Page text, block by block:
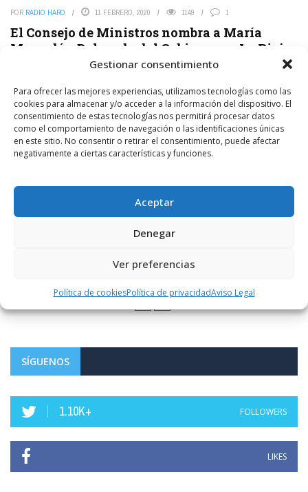
Gestionar consentimiento
Para ofrecer las mejores experiencias, utilizamos tecnologías como las
cookies para almacenar y/o acceder a la información del dispositivo. El
consentimiento de estas tecnologías nos permitirá procesar datos
como el comportamiento de navegación o las identificaciones únicas
en este sitio. No consentir o retirar el consentimiento, puede afectar
negativamente a ciertas características y funciones.
Aceptar
Denegar
Ver preferencias
Política de cookiesPolítica de privacidadAviso Legal
POR RADIO HARO 11 FEBRERO, 2020 1149 1
El Consejo de Ministros nombra a María
Marrodán Delegada del Gobierno en La Rioja
Raquel Pedraja sustituirá a Marrodán en el Congreso de los
Diputados. El Consejo de Ministros ha nombrado a María Marrodán
como Delegada de Gobierno en La ...
LEER MÁS
COMENTARIOS RECIENTES
on
FOTODENUNCIAS | El parque de siempre
SÍGUENOS
1.10K+ FOLLOWERS
LIKES